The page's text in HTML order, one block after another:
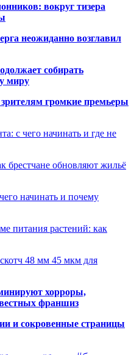
вокруг тизера
неожиданно возглавил
собирать
миру
громкие премьеры
с чего начинать и где не
брестчане обновляют жильё
начинать и почему
питания растений: как
48 мм 45 мкм для
хорроры,
франшиз
и сокровенные страницы